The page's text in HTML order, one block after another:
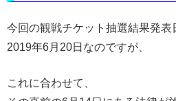
今回の観戦チケット抽選結果発表
2019年6月20日なのですが、
これに合わせて、